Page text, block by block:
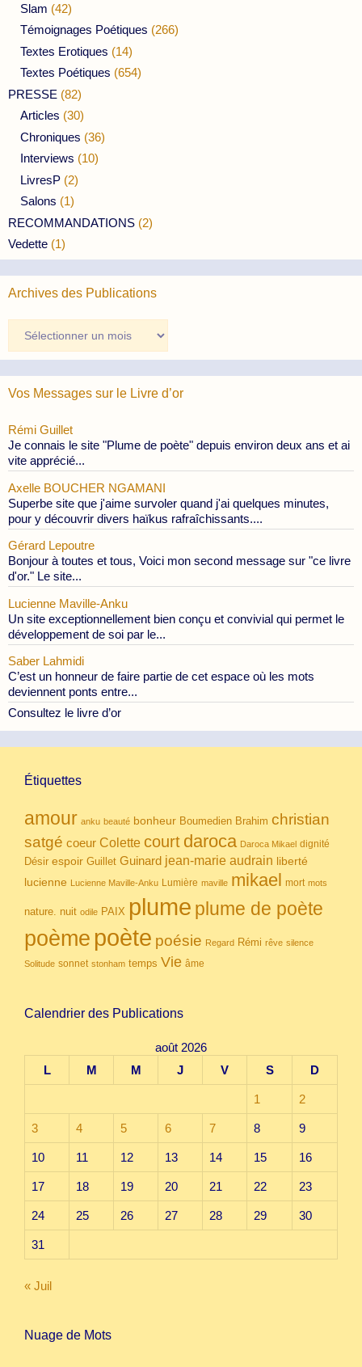
Slam (42)
Témoignages Poétiques (266)
Textes Erotiques (14)
Textes Poétiques (654)
PRESSE (82)
Articles (30)
Chroniques (36)
Interviews (10)
LivresP (2)
Salons (1)
RECOMMANDATIONS (2)
Vedette (1)
Archives des Publications
des
Publications
Vos Messages sur le Livre d’or
Rémi Guillet
Je connais le site "Plume de poète" depuis environ deux ans et ai
vite apprécié...
Axelle BOUCHER NGAMANI
Superbe site que j'aime survoler quand j'ai quelques minutes,
pour y découvrir divers haïkus rafraîchissants....
Gérard Lepoutre
Bonjour à toutes et tous, Voici mon second message sur "ce livre
d'or." Le site...
Lucienne Maville-Anku
Un site exceptionnellement bien conçu et convivial qui permet le
développement de soi par le...
Saber Lahmidi
C’est un honneur de faire partie de cet espace où les mots
deviennent ponts entre...
Consultez le livre d’or
Étiquettes
amour anku beauté bonheur Boumedien Brahim christian
satgé coeur Colette court daroca Daroca Mikael dignité
Désir espoir Guillet Guinard jean-marie audrain liberté
lucienne Lucienne Maville-Anku Lumière maville mikael mort mots
nature. nuit odile PAIX plume plume de poète
poème poète poésie Regard Rémi rêve silence
Solitude sonnet stonham temps Vie âme
Calendrier des Publications
août 2026
L
M M J V S D
1 2
3 4 5 6 7 8 9
10 11 12 13 14 15 16
17 18 19 20 21 22 23
24 25 26 27 28 29 30
31
« Juil
Nuage de Mots